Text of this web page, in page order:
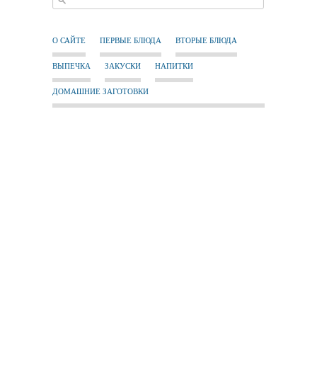
О САЙТЕ ПЕРВЫЕ БЛЮДА ВТОРЫЕ БЛЮДА
ВЫПЕЧКА ЗАКУСКИ НАПИТКИ
ДОМАШНИЕ ЗАГОТОВКИ